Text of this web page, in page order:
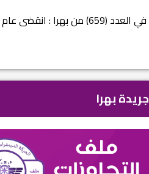
انتهت عملي...
جريدة بهرا